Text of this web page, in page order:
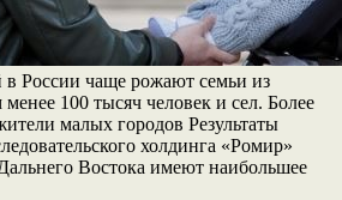
в России чаще рожают семьи из
100 тысяч человек и сел. Более
малых городов Результаты
холдинга «Ромир»
Востока имеют наибольшее